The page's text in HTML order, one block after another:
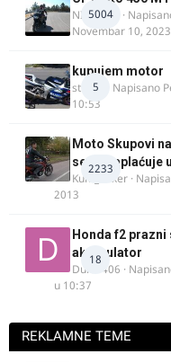
5004
NIKOLA 1
·
Novembar 10, 2023
5
kupujem motor
strugo · Napisano
10:53
2233
Moto Skupovi
se ne naplaćuje
Kum_Mixer ·
2013
18
Honda f2 prazni
akomulator
Dule1406 ·
u 10:37
REKLAMNE TEME